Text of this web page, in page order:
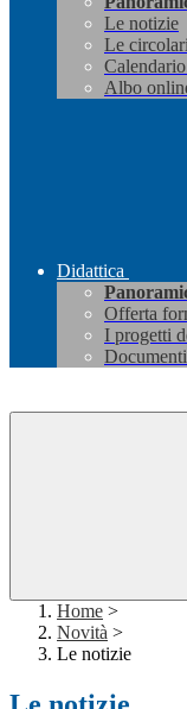
Le notizie
Le circolari
Albo
Didattica
Offerta
I progetti
Home >
Novità >
Le notizie